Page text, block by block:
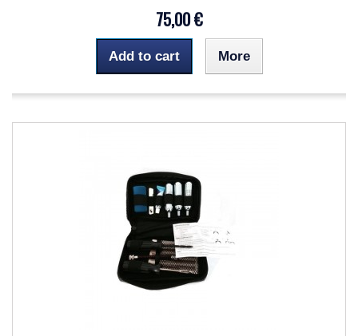
75,00 €
Add to cart More